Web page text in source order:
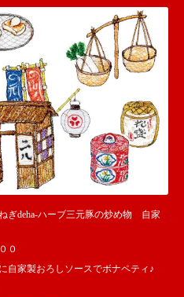
deha-ハーブ三元豚の炒め物 自家
０
自家製おろしソースでボナペティ♪